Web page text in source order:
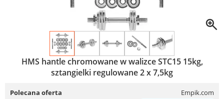
HMS hantle chromowane w walizce STC15 15kg,
sztangielki regulowane 2 x 7,5kg
Polecana oferta Empik.com